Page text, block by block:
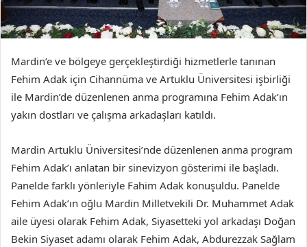
Mardin’e ve bölgeye gerçekleştirdiği hizmetlerle tanınan
Fehim Adak için Cihannüma ve Artuklu Üniversitesi işbirliği
ile Mardin’de düzenlenen anma programına Fehim Adak’ın
yakın dostları ve çalışma arkadaşları katıldı.
Mardin Artuklu Üniversitesi’nde düzenlenen anma program
Fehim Adak’ı anlatan bir sinevizyon gösterimi ile başladı.
Panelde farklı yönleriyle Fahim Adak konuşuldu. Panelde
Fehim Adak’ın oğlu Mardin Milletvekili Dr. Muhammet Adak
aile üyesi olarak Fehim Adak, Siyasetteki yol arkadaşı Doğan
Bekin Siyaset adamı olarak Fehim Adak, Abdurezzak Sağlam